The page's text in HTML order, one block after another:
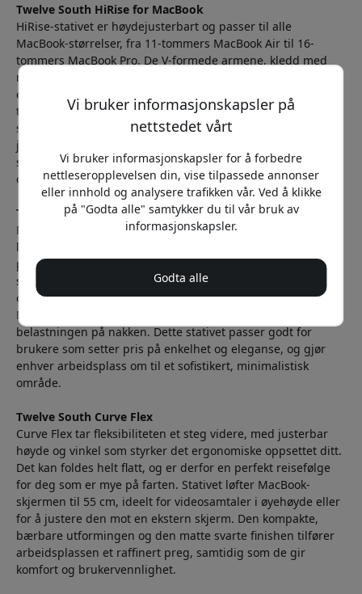
Twelve South HiRise for MacBook
HiRise-stativet er høydejusterbart og passer til alle
MacBook-størrelser, fra 11-tommers MacBook Air til 16-
tommers MacBook Pro. De V-formede armene, kledd med
myk silikon, gir godt grep og optimal luftstrøm, slik at
enheten ikke overopphetes. Den børstede metallutførelsen
tilfører skrivebordet et elegant preg og gir MacBook-en en
solid base. HiRise passer perfekt for brukere som vil ha en
justerbar høyde, og som ønsker å plassere MacBook-
skjermen på linje med en ekstern skjerm for et sømløst
oppsett med to skjermer.
Twelve South Curve for MacBook
Med sitt slanke, minimalistiske design er Curve-stativet
laget av førsteklasses aluminium og gir en stabil og stilren
plattform for MacBook-en din. Det løfter enheten opp fra
skrivebordet, forbedrer luftstrømmen og forebygger
overoppheting. Den ergonomiske utformingen løfter
MacBook-en til en optimal visningshøyde og reduserer
belastningen på nakken. Dette stativet passer godt for
brukere som setter pris på enkelhet og eleganse, og gjør
enhver arbeidsplass om til et sofistikert, minimalistisk
område.
Twelve South Curve Flex
Curve Flex tar fleksibiliteten et steg videre, med justerbar
høyde og vinkel som styrker det ergonomiske oppsettet ditt.
Det kan foldes helt flatt, og er derfor en perfekt reisefølge
for deg som er mye på farten. Stativet løfter MacBook-
skjermen til 55 cm, ideelt for videosamtaler i øyehøyde eller
for å justere den mot en ekstern skjerm. Den kompakte,
bærbare utformingen og den matte svarte finishen tilfører
arbeidsplassen et raffinert preg, samtidig som de gir
komfort og brukervennlighet.
Vi bruker informasjonskapsler på
nettstedet vårt
Vi bruker informasjonskapsler for å forbedre
nettleseropplevelsen din, vise tilpassede annonser
eller innhold og analysere trafikken vår. Ved å klikke
på "Godta alle" samtykker du til vår bruk av
informasjonskapsler.
Godta alle